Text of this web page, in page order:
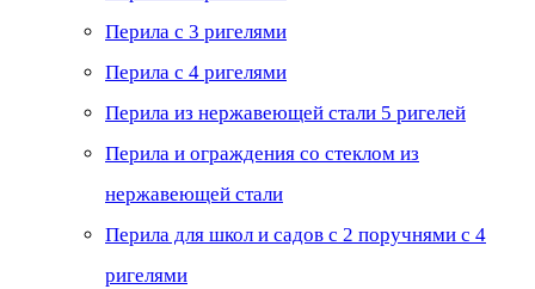
Перила с 3 ригелями
Перила с 4 ригелями
Перила из нержавеющей стали 5 ригелей
Перила и ограждения со стеклом из
нержавеющей стали
Перила для школ и садов с 2 поручнями с 4
ригелями